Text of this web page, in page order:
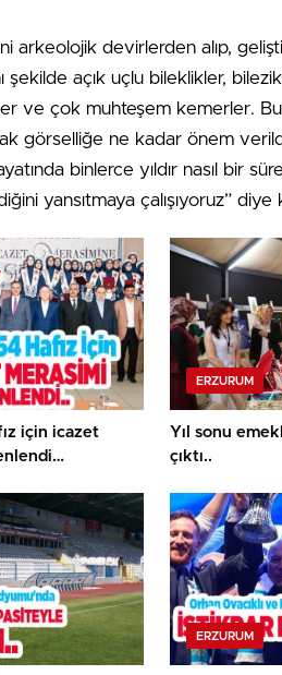
arkeolojik devirlerden alıp,
açık uçlu bileklikler,
ve çok muhteşem kemerler.
görselliğe ne kadar önem
binlerce yıldır nasıl bir
yansıtmaya çalışıyoruz” diye
için icazet
ERZURUM
Yıl sonu
çıktı..
ERZURUM